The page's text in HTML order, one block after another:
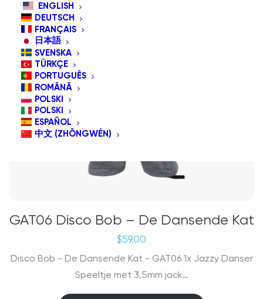
ENGLISH
DEUTSCH
FRANÇAIS
日本語
SVENSKA
TÜRKÇE
PORTUGUÊS
ROMÂNĂ
POLSKI
POLSKI
ESPAÑOL
中文 (ZHŌNGWÉN)
GAT06 Disco Bob – De Dansende Kat
$59.00
Disco Bob - De Dansende Kat - GAT06 1x Jazzy Danser
Speeltje met 3,5mm jack…